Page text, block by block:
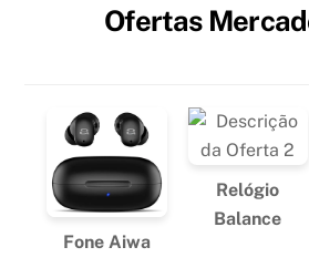
Ofertas
Fone Aiwa
Relógio
Balance